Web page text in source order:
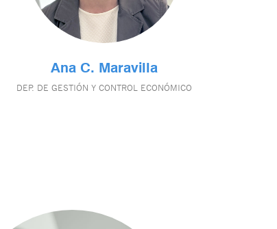
Ana C. Maravilla
DEP. DE GESTIÓN Y CONTROL ECONÓMICO